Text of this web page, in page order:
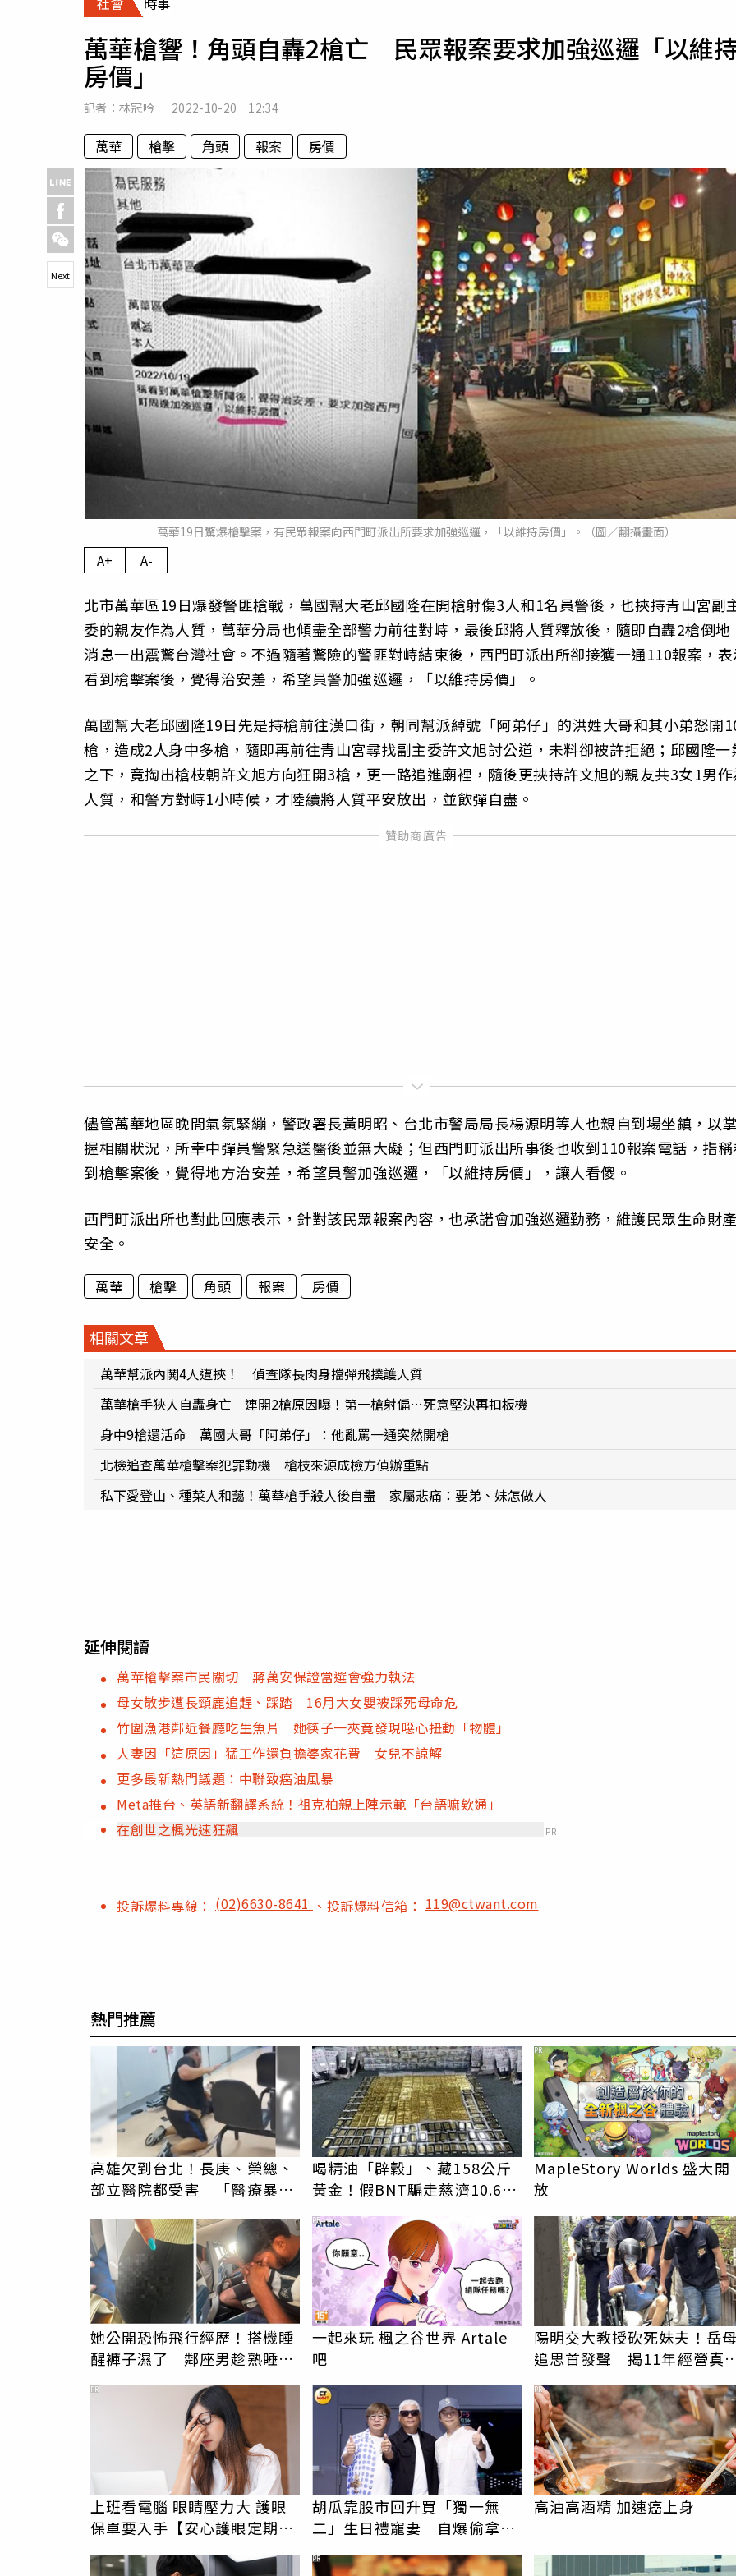
專欄
運勢
萬華槍響！角頭自轟2槍亡 民眾報案要求加強巡邏「以維
房價」
記者： 林冠吟 2022-10-20 12:34
萬華 槍擊 角頭 報案 房價
萬華19日驚爆槍擊案，有民眾報案向西門町派出所要求加強巡邏，「以維持房價」。（圖／翻攝畫面）
Next
A+ A-
北市萬華區19日爆發警匪槍戰，萬國幫大老邱國隆在開槍射傷3人和1名員警後，也挾持青山宮副
委的親友作為人質，萬華分局也傾盡全部警力前往對峙，最後邱將人質釋放後，隨即自轟2槍倒地
消息一出震驚台灣社會。不過隨著驚險的警匪對峙結束後，西門町派出所卻接獲一通110報案，
看到槍擊案後，覺得治安差，希望員警加強巡邏，「以維持房價」。
萬國幫大老邱國隆19日先是持槍前往漢口街，朝同幫派綽號「阿弟仔」的洪姓大哥和其小弟怒開
槍，造成2人身中多槍，隨即再前往青山宮尋找副主委許文旭討公道，未料卻被許拒絕；邱國隆一
之下，竟掏出槍枝朝許文旭方向狂開3槍，更一路追進廟裡，隨後更挾持許文旭的親友共3女1男
人質，和警方對峙1小時候，才陸續將人質平安放出，並飲彈自盡。
儘管萬華地區晚間氣氛緊繃，警政署長黃明昭、台北市警局局長楊源明等人也親自到場坐鎮，以
握相關狀況，所幸中彈員警緊急送醫後並無大礙；但西門町派出所事後也收到110報案電話，指
到槍擊案後，覺得地方治安差，希望員警加強巡邏，「以維持房價」，讓人看傻。
西門町派出所也對此回應表示，針對該民眾報案內容，也承諾會加強巡邏勤務，維護民眾生命財
安全。
萬華 槍擊 角頭 報案 房價
相關文章
萬華幫派內鬨4人遭挾！ 偵查隊長肉身擋彈飛撲護人質
萬華槍手狹人自轟身亡 連開2槍原因曝！第一槍射偏…死意堅決再扣板機
身中9槍還活命 萬國大哥「阿弟仔」：他亂罵一通突然開槍
北檢追查萬華槍擊案犯罪動機 槍枝來源成檢方偵辦重點
私下愛登山、種菜人和藹！萬華槍手殺人後自盡 家屬悲痛：要弟、妹怎做人
延伸閱讀
萬華槍擊案市民關切 蔣萬安保證當選會強力執法
母女散步遭長頸鹿追趕、踩踏 16月大女嬰被踩死母命危
竹圍漁港鄰近餐廳吃生魚片 她筷子一夾竟發現噁心扭動「物體」
人妻因「這原因」猛工作還負擔婆家花費 女兒不諒解
更多最新熱門議題：中聯致癌油風暴
Meta推台、英語新翻譯系統！祖克柏親上陣示範「台語嘛欸通」
在創世之楓光速狂飆
PR
投訴爆料專線： (02)6630-8641 、投訴爆料信箱：119@ctwant.com
熱門推薦
高雄欠到台北！長庚、榮總、
部立醫院都受害 「醫療暴力
喝精油「辟穀」、藏158公斤
黃金！假BNT騙走慈濟10.6
庫
MapleStory Worlds 盛大開
放
PR
她公開恐怖飛行經歷！搭機睡
醒褲子濕了 鄰座男趁熟睡猥
一起來玩 楓之谷世界 Artale
吧
PR
陽明交大教授砍死妹夫！岳
追思首發聲 揭11年經營真
上班看電腦 眼睛壓力大 護眼
保單要入手【安心護眼定期眼
睛險】
PR
胡瓜靠股市回升買「獨一無
二」生日禮寵妻 自爆偷拿百
萬現金搞砸驚喜
高油高酒精 加速癌上身
PR
PR